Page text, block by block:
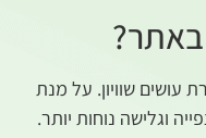
שוויון. על מנת
וגלישה נוחות יותר.